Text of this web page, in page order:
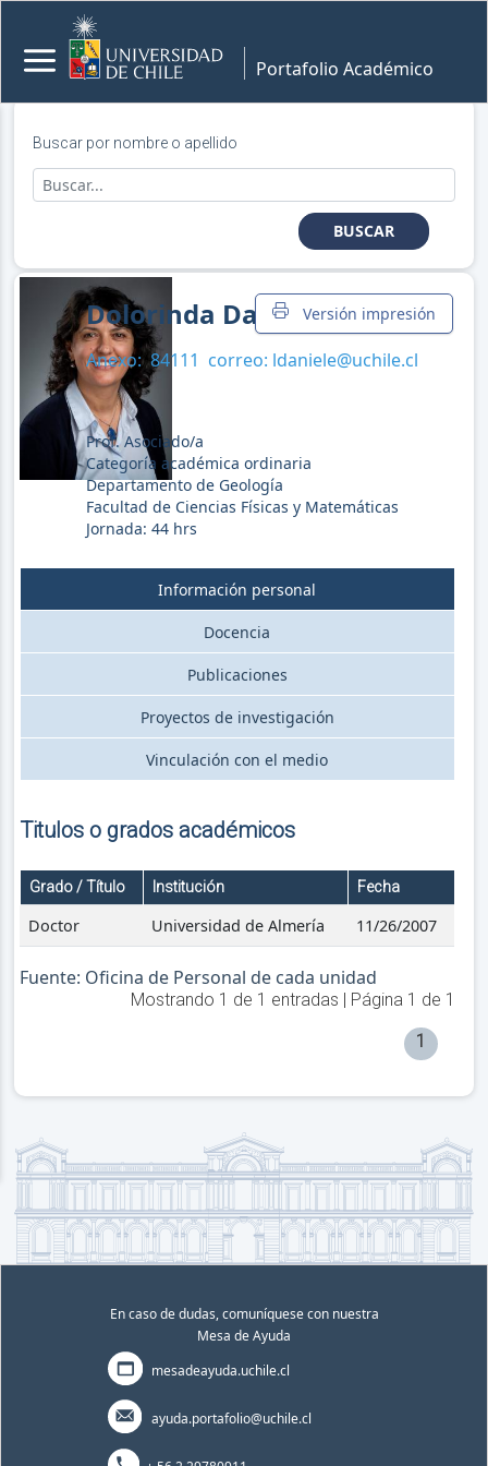
Portafolio Académico
Buscar por nombre o apellido
BUSCAR
Versión impresión
Dolorinda Daniele
Anexo:84111 correo: ldaniele@uchile.cl
Prof. Asociado/a
Categoría académica ordinaria
Departamento de Geología
Facultad de Ciencias Físicas y Matemáticas
Jornada: 44hrs
Información personal
Docencia
Publicaciones
Proyectos de investigación
Vinculación con el medio
Titulos o grados académicos
Grado / Título Institución Fecha
Doctor Universidad de Almería 11/26/2007
Fuente: Oficina de Personal de cada unidad
Mostrando 1 de 1 entradas | Página 1 de 1
1
En caso de dudas, comuníquese con nuestra
Mesa de Ayuda
mesadeayuda.uchile.cl
ayuda.portafolio@uchile.cl